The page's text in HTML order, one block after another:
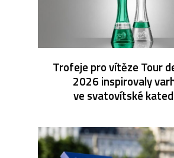
Trofeje pro vítěze Tour
2026 inspirovaly
ve svatovítské